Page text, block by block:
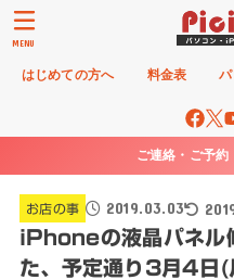
はじめての方へ 料金表
MENU
ご連絡・ご予約
お店の事 2019.03.03
iPhoneの液晶パネル
た、予定通り3月4日(